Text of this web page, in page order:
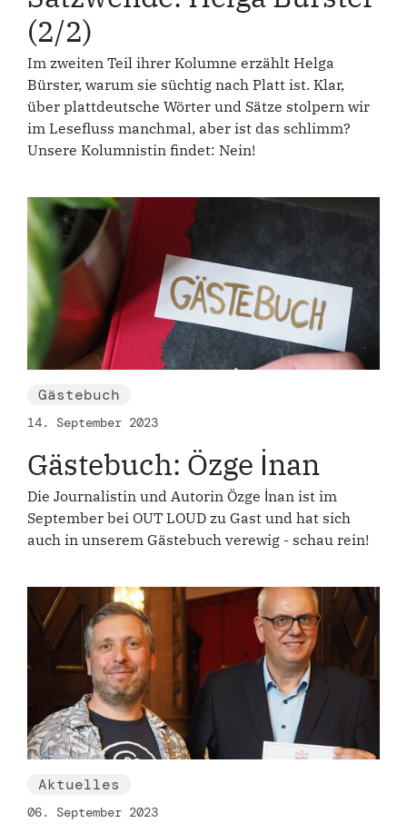
(2/2)
Im zweiten Teil ihrer Kolumne erzählt Helga
Bürster, warum sie süchtig nach Platt ist. Klar,
über plattdeutsche Wörter und Sätze stolpern wir
im Lesefluss manchmal, aber ist das schlimm?
Unsere Kolumnistin findet: Nein!
Gästebuch
14. September 2023
Gästebuch: Özge İnan
Die Journalistin und Autorin Özge İnan ist im
September bei OUT LOUD zu Gast und hat sich
auch in unserem Gästebuch verewig - schau rein!
Aktuelles
06. September 2023